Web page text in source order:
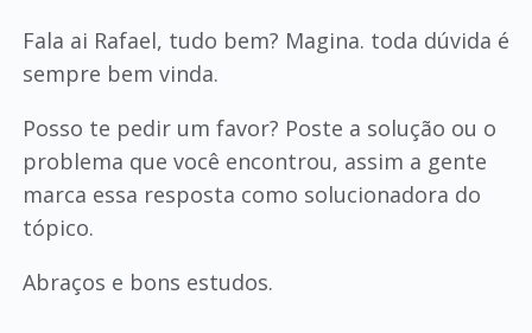
Fala ai Rafael, tudo bem? Magina. toda dúvida é
sempre bem vinda.
Posso te pedir um favor? Poste a solução ou o
problema que você encontrou, assim a gente
marca essa resposta como solucionadora do
tópico.
Abraços e bons estudos.